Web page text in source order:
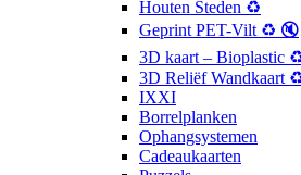
Houten Steden ♻️
Geprint PET-Vilt ♻️ 🔇
3D kaart – Bioplastic
3D Reliëf Wandkaart
IXXI
Borrelplanken
Ophangsystemen
Cadeaukaarten